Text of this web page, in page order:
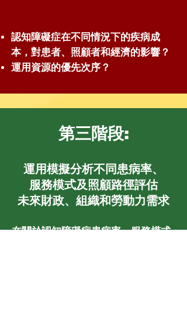
認知障礙症在不同情況下的疾病成
本，對患者、照顧者和經濟的影響？
運用資源的優先次序？
第三階段:
運用模擬分析不同患病率、
服務模式及照顧路徑評估
未來財政、組織和勞動力需求
在關於認知障礙症患病率、服務模式